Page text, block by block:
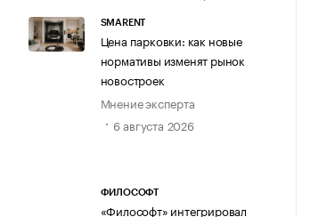
SMARENT
Цена парковки: как новые
нормативы изменят рынок
новостроек
Мнение эксперта
6 августа 2026
ФИЛОСОФТ
«Философт» интегрировал